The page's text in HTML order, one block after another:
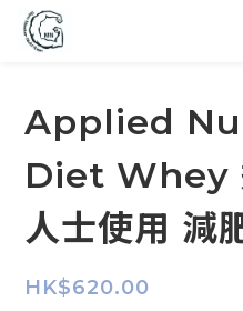
Applied
Diet Whey
人士使用 減
HK$620.00